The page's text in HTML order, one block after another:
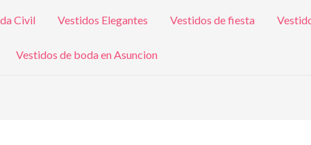
Civil Vestidos Elegantes Vestidos de fiesta
Vestidos de boda en Asuncion